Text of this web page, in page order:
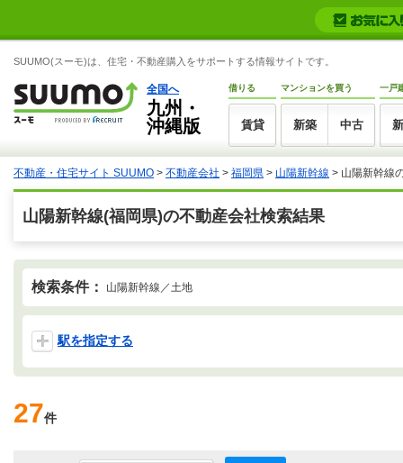
SUUMO(スーモ)は、住宅・不動産購入をサポートする情報サイトです。
全国へ
九州・
沖縄版
借りる
賃貸
マンションを買う
新築 中古
一戸
不動産・住宅サイト SUUMO > 不動産会社 > 福岡県 > 山陽新幹線 > 山陽新幹線
山陽新幹線(福岡県)の不動産会社検索結果
検索条件： 山陽新幹線／土地
駅を指定する
27件